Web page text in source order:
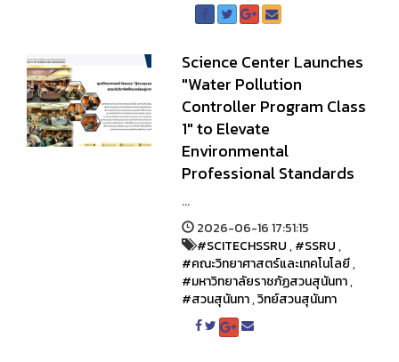
Science Center Launches
"Water Pollution
Controller Program Class
1" to Elevate
Environmental
Professional Standards
...
2026-06-16 17:51:15
#SCITECHSSRU,#SSRU,
#คณะวิทยาศาสตร์และเทคโนโลยี,
#มหาวิทยาลัยราชภัฏสวนสุนันทา,
#สวนสุนันทา,วิทย์สวนสุนันทา